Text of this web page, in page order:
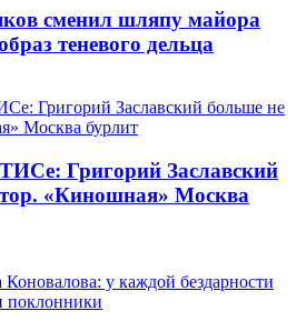
сменил шляпу майора
теневого дельца
Григорий Заславский
«Киношная» Москва